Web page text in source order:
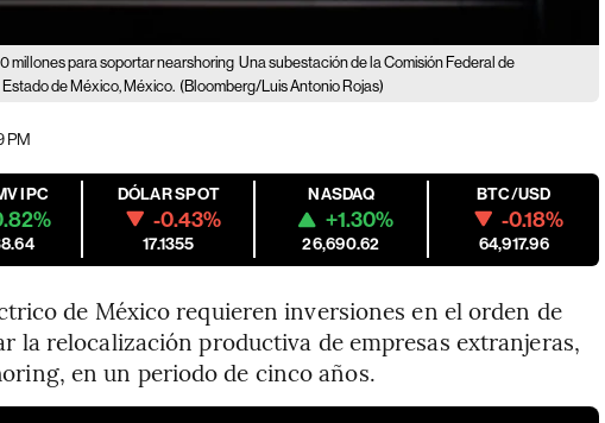
millones para soportar nearshoring Una subestación de la Comisión Federal de
de México, México. (Bloomberg/Luis Antonio Rojas)
PM
IPC DÓLAR SPOT
-0.43%
17.1355
NASDAQ
+1.30%
26,690.62
BTC/USD
-0.18%
64,917.96
de México requieren inversiones en el orden de
la relocalización productiva de empresas extranjeras,
en un periodo de cinco años.